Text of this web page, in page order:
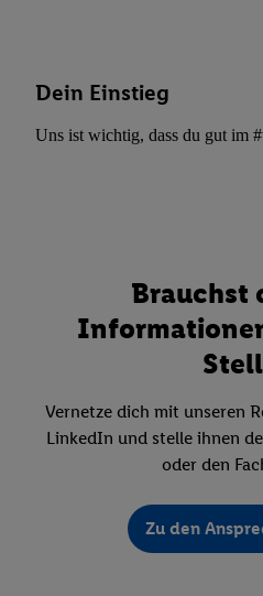
Dein Einstieg
Uns ist wichtig, dass du gut im
Brauchst
Vernetze dich mit unseren
LinkedIn und stelle ihnen
oder den
Zu den